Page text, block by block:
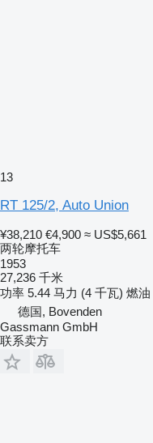
13
RT 125/2, Auto Union
¥38,210 €4,900 ≈ US$5,661
两轮摩托车
1953
27,236 千米
功率 5.44 马力 (4 千瓦) 燃油
德国, Bovenden
Gassmann GmbH
联系卖方